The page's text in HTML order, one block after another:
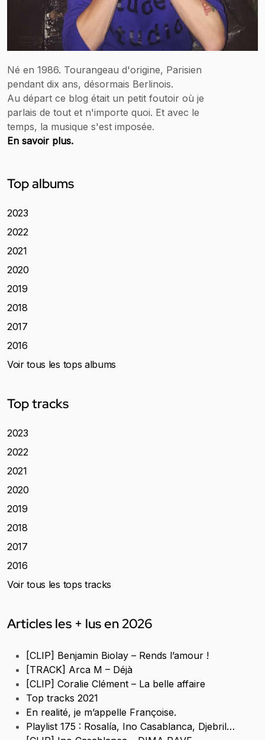
Né en 1986. Tourangeau d'origine, Parisien
pendant dix ans, désormais Berlinois.
Au départ ce blog était un petit foutoir où je
parlais de tout et n'importe quoi. Et avec le
temps, la musique s'est imposée.
En savoir plus.
Top albums
2023
2022
2021
2020
2019
2018
2017
2016
Voir tous les tops albums
Top tracks
2023
2022
2021
2020
2019
2018
2017
2016
Voir tous les tops tracks
Articles les + lus en 2026
[CLIP] Benjamin Biolay – Rends l’amour !
[TRACK] Arca M – Déjà
[CLIP] Coralie Clément – La belle affaire
Top tracks 2021
En realité, je m’appelle Françoise.
Playlist 175 : Rosalía, Ino Casablanca, Djebril…